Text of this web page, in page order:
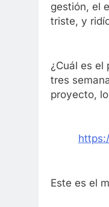
gestión, el
triste, y
¿Cuál es el
tres
proyecto,
Este es el